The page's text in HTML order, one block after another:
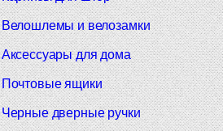
Велошлемы и велозамки
Аксессуары для дома
Почтовые ящики
Черные дверные ручки